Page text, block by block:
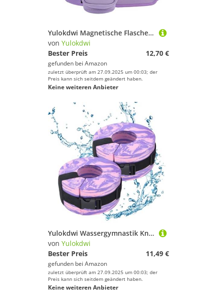
Yulokdwi Magnetische Flaschentasche - Flaschenhalter,Sportzubehör Organizer Tragetasche Mit Schultergurt Für Reisen Training Sport
von Yulokdwi
Bester Preis
12,70 €
gefunden bei Amazon
zuletzt überprüft am 27.09.2025 um 00:03; der
Preis kann sich seitdem geändert haben.
Keine weiteren Anbieter
Yulokdwi Wassergymnastik Knöchelgewichte | Schwimmreifen Für Fitness Und Training Im Wasser - Tragbare Pool Gewichte für Arme Beine und Gürtel Erwachsene Anfänger Sportler Training Aktivitäten
von Yulokdwi
Bester Preis
11,49 €
gefunden bei Amazon
zuletzt überprüft am 27.09.2025 um 00:03; der
Preis kann sich seitdem geändert haben.
Keine weiteren Anbieter